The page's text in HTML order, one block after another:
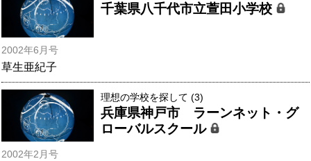
千葉県八千代市立萱田小学校
2002年6月号
草生亜紀子
理想の学校を探して (3)
兵庫県神戸市 ラーンネット・グ
ローバルスクール
2002年2月号